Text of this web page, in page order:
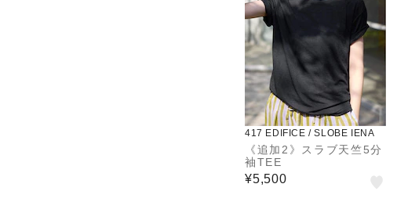
417 EDIFICE / SLOBE IENA
《追加2》スラブ天竺5分
袖TEE
¥5,500